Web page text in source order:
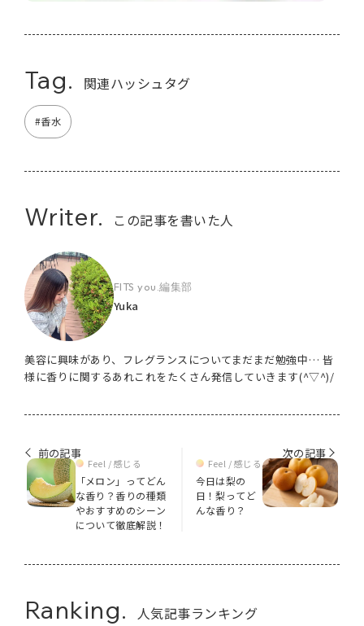
Tag. 関連ハッシュタグ
#香水
Writer. この記事を書いた人
FITS you.編集部
Yuka
美容に興味があり、フレグランスについてまだまだ勉強中… 皆
様に香りに関するあれこれをたくさん発信していきます(^▽^)/
前の記事
Feel / 感じる
「メロン」ってどん
な香り？香りの種類
やおすすめのシーン
について徹底解説！
次の記事
Feel / 感じる
今日は梨の
日！梨ってど
んな香り？
Ranking. 人気記事ランキング